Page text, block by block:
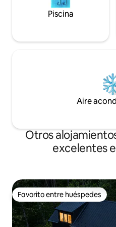
Piscina
Aire
Otros
excelentes
Favorito entre huéspedes
Favorito entre huéspedes